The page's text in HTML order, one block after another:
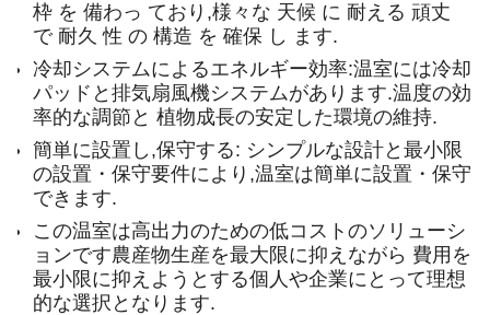
枠 を 備わっ ており,様々な 天候 に 耐える 頑丈
で 耐久 性 の 構造 を 確保 し ます.
冷却システムによるエネルギー効率:温室には冷却
パッドと排気扇風機システムがあります.温度の効
率的な調節と 植物成長の安定した環境の維持.
簡単に設置し,保守する: シンプルな設計と最小限
の設置・保守要件により,温室は簡単に設置・保守
できます.
この温室は高出力のための低コストのソリューシ
ョンです農産物生産を最大限に抑えながら 費用を
最小限に抑えようとする個人や企業にとって理想
的な選択となります.